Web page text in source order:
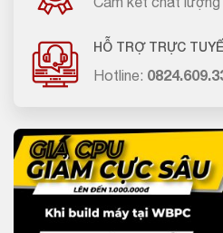
Cam kết chất lượng
HỖ TRỢ TRỰC
Hotline: